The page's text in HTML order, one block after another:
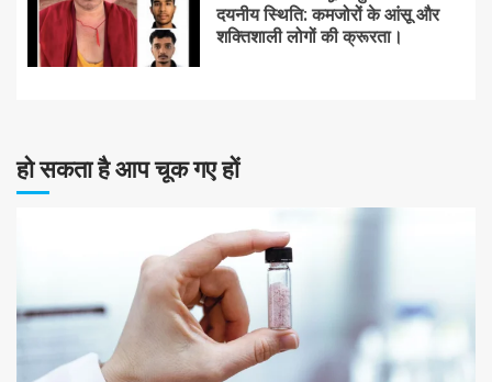
दयनीय स्थिति: कमजोरों के आंसू और
शक्तिशाली लोगों की क्रूरता।
हो सकता है आप चूक गए हों
10 न्यूनतम पढ़ा